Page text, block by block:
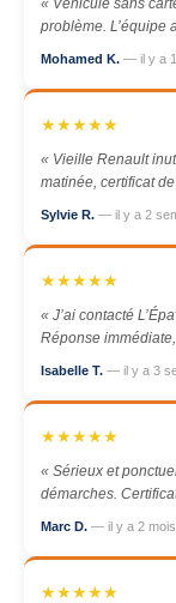
problème. L’équipe
Mohamed K. — il y a
★★★★★
« Vieille Renault
matinée, certificat
Sylvie R. — il y a 2
★★★★★
« J’ai contacté
Réponse
Isabelle T. — il y a 3
★★★★★
« Sérieux et
démarches.
Marc D. — il y a 2 mois
★★★★★